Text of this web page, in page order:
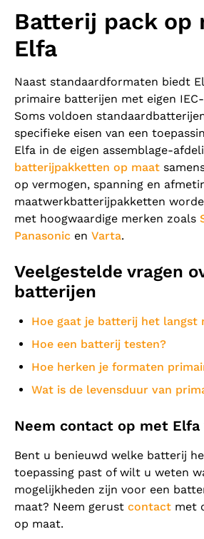
Batterij pack op
Elfa
Naast standaardformaten biedt
primaire batterijen met eigen
Soms voldoen
specifieke eisen van een
Elfa in de eigen assemblage-
batterijpakketten op maat
op vermogen, spanning en
maatwerkbatterijpakketten
met hoogwaardige merken zoals
Panasonic en Varta.
Veelgestelde vragen
batterijen
Hoe gaat je batterij het langst
Hoe een batterij testen?
Hoe herken je formaten
Wat is de levensduur van
Neem contact op met Elfa
Bent u benieuwd welke batterij
toepassing past of wilt u weten
mogelijkheden zijn voor een
maat? Neem gerust contact met
op maat.